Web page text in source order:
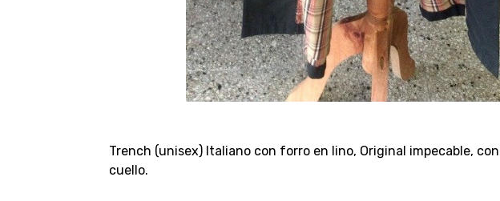
Trench (unisex) Italiano con forro en lino, Original impecable,
cuello.